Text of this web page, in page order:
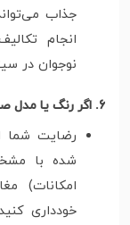
جذاب
انجام
نوجوان در
6. اگر رنگ یا مدل صندلی ارسالی اشتباه بود چه کار کنم؟
رضایت شما
شده با
امکانات)
خودداری